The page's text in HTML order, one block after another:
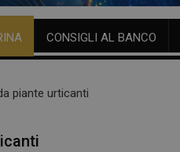
CONSIGLI AL BANCO
piante urticanti